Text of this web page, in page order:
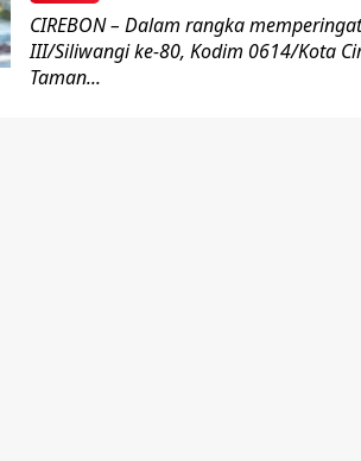
CIREBON – Dalam rangka
III/Siliwangi ke-80, Kodim 0614/Kota
Taman...